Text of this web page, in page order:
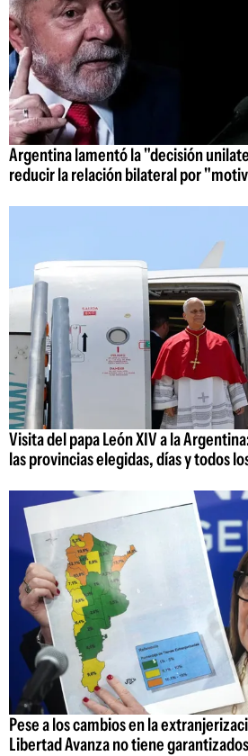
Argentina lamentó la "decisión
reducir la relación bilateral por
Visita del papa León XIV a la
las provincias elegidas, días y todos
Pese a los cambios en la
Libertad Avanza no tiene